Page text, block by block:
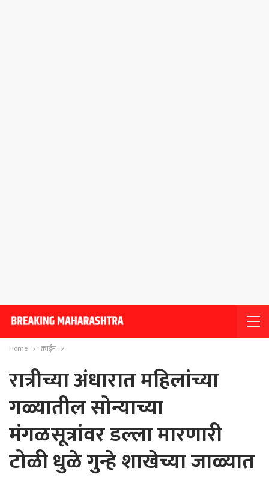
Home क्राईम
रात्रीच्या अंधारात महिलांच्या
गळ्यातील सोन्याच्या
मंगळसूत्रांवर डल्ला मारणारी
टोळी धुळे गुन्हे शाखेच्या जाळ्यात